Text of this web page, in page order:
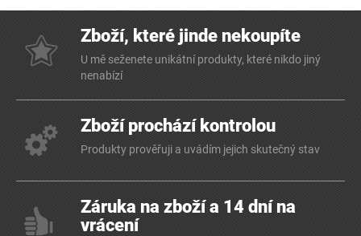
Zboží, které jinde nekoupíte
U mě seženete unikátní produkty, které nikdo jiný
nenabízí
Zboží prochází kontrolou
Produkty prověřuji a uvádím jejich skutečný stav
Záruka na zboží a 14 dní na
vrácení